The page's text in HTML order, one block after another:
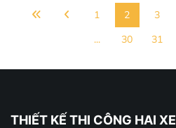
1 2 3
...
30 31
THIẾT KẾ THI CÔNG HAI XE